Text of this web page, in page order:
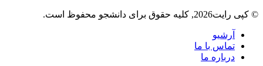
© کپی رایت2026, کلیه حقوق برای دانشجو محفوظ است.
آرشیو
تماس با ما
درباره ما